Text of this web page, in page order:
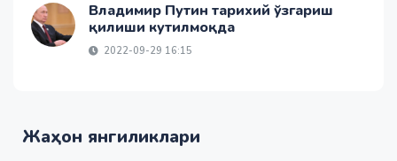
Владимир Путин тарихий ўзгариш
қилиши кутилмоқда
2022-09-29 16:15
Жаҳон янгиликлари